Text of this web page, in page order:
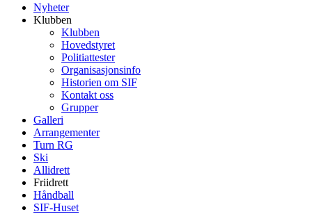
Nyheter
Klubben
Klubben
Hovedstyret
Politiattester
Organisasjonsinfo
Historien om SIF
Kontakt oss
Grupper
Galleri
Arrangementer
Turn RG
Ski
Allidrett
Friidrett
Håndball
SIF-Huset